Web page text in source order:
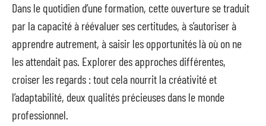
Dans le quotidien d’une formation, cette ouverture se traduit
par la capacité à réévaluer ses certitudes, à s’autoriser à
apprendre autrement, à saisir les opportunités là où on ne
les attendait pas. Explorer des approches différentes,
croiser les regards : tout cela nourrit la créativité et
l’adaptabilité, deux qualités précieuses dans le monde
professionnel.